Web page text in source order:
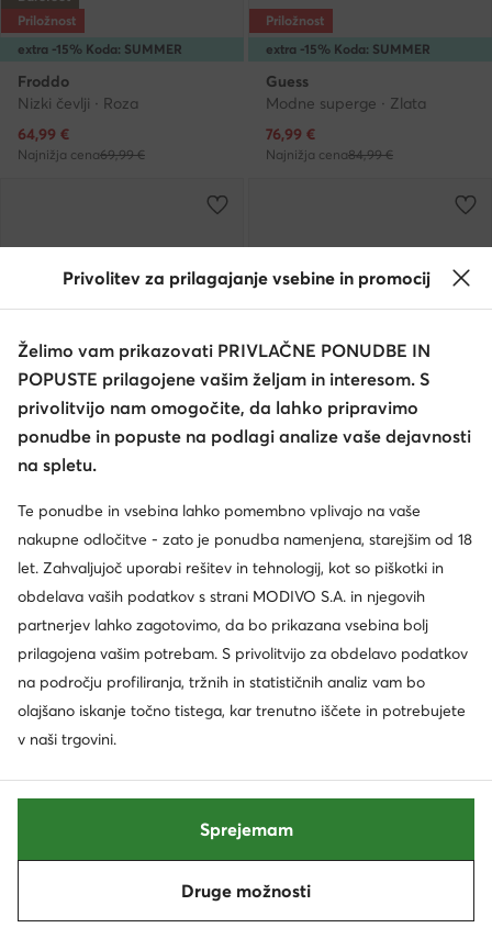
extra -15% Koda: SUMMER
Priložnost
Froddo
Nizki čevlji · Roza
Trenutna cena
64,99 €
Najnižja cena69,99 €
extra -15% Koda: SUMMER
Priložnost
Guess
Modne superge · Zlata
Trenutna cena
76,99 €
Najnižja cena84,99 €
Priložnost
Naturino
Superge · Mornarsko modra
Trenutna cena
63,99€
Najnižja cena67,99 €
New Balance
Superge · NB 9060 · Bež
Trenutna cena
170,99€
Najnižja cena 189,99 €
-30%
Razvrsti po
Privolitev za prilagajanje vsebine in promocij
Želimo vam prikazovati PRIVLAČNE PONUDBE IN
POPUSTE prilagojene vašim željam in interesom. S
privolitvijo nam omogočite, da lahko pripravimo
ponudbe in popuste na podlagi analize vaše dejavnosti
na spletu.
Te ponudbe in vsebina lahko pomembno vplivajo na vaše
nakupne odločitve - zato je ponudba namenjena, starejšim od 18
let. Zahvaljujoč uporabi rešitev in tehnologij, kot so piškotki in
obdelava vaših podatkov s strani MODIVO S.A. in njegovih
partnerjev lahko zagotovimo, da bo prikazana vsebina bolj
prilagojena vašim potrebam. S privolitvijo za obdelavo podatkov
na področju profiliranja, tržnih in statističnih analiz vam bo
olajšano iskanje točno tistega, kar trenutno iščete in potrebujete
v naši trgovini.
Druge možnosti
Sprejemam